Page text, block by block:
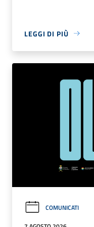
LEGGI DI PIÙ
COMUNICATI